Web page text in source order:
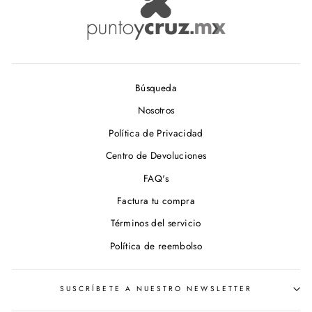
Búsqueda
Nosotros
Política de Privacidad
Centro de Devoluciones
FAQ's
Factura tu compra
Términos del servicio
Política de reembolso
SUSCRÍBETE A NUESTRO NEWSLETTER